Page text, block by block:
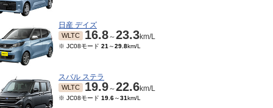
日産 デイズ
WLTC 16.8～23.3km/L
※ JC08モード 21 ～29.8km/L
スバル ステラ
WLTC 19.9～22.6km/L
※ JC08モード 19.6～31km/L